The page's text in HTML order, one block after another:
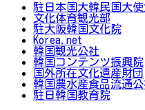
駐日本国大韓民国大使
文化体育観光部
駐大阪韓国文化院
Korea.net
韓国観光公社
韓国コンテンツ振興院
国外所在文化遺産財団
韓国農水産食品流通公
駐日韓国教育院